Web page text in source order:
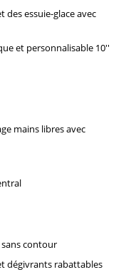
essuie-glace avec
et personnalisable 10''
mains libres avec
contour
dégivrants rabattables